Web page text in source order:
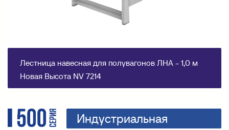
Лестница навесная для полувагонов ЛНА - 1,0 м
Новая Высота NV 7214
Индустриальная